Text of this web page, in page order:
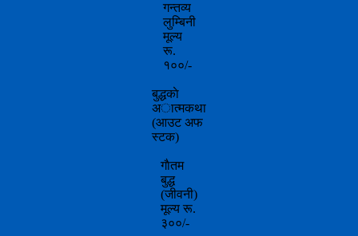
गन्तव्य
लुम्बिनी
मूल्य
रू.
१००/-
बुद्धकाे
अात्मकथा
(आउट अफ
स्टक)
गाैतम
बुद्ध
(जीवनी)
मूल्य रू.
३००/-